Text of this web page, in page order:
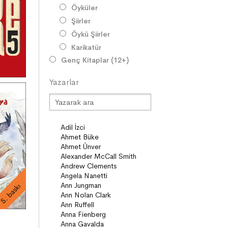
baskı
Öyküler
Şiirler
Öykü Şiirler
Karikatür
Genç Kitaplar (12+)
Diziler
Öyküler
Şiirler
Deneme
Anlatı
Seçki
Köprü Kitaplar (10+)
Roman
Öyküler
Anlatı
ON8 (15+)
Roman
Yazarlar